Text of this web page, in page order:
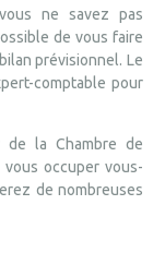
ne savez pas
de vous faire
prévisionnel. Le
comptable pour
de la Chambre de
occuper vous-
de nombreuses